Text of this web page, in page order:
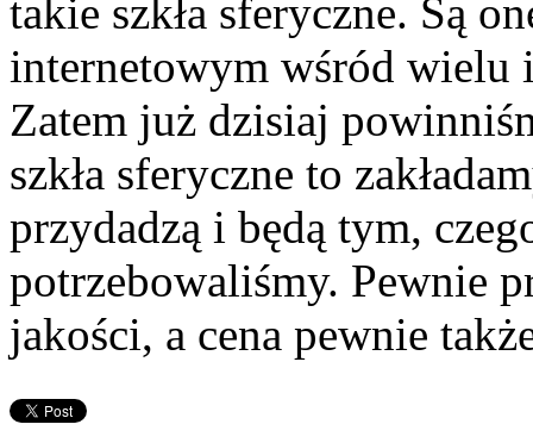
takie szkła sferyczne. Są
internetowym wśród wielu
Zatem już dzisiaj
szkła sferyczne to
przydadzą i będą tym,
potrzebowaliśmy. Pewnie
jakości, a cena pewnie